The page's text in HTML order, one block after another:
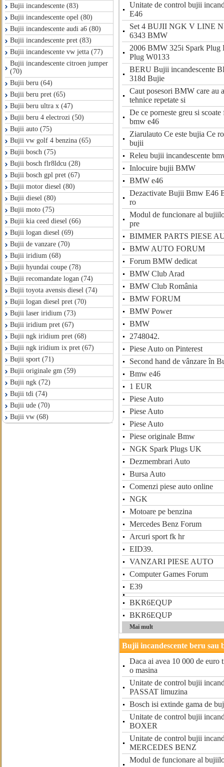
Bujii incandescente (83)
Bujii incandescente opel (80)
Bujii incandescente audi a6 (80)
Bujii incandescente pret (83)
Bujii incandescente vw jetta (77)
Bujii incandescente citroen jumper
(70)
Bujii beru (64)
Bujii beru pret (65)
Bujii beru ultra x (47)
Bujii beru 4 electrozi (50)
Bujii auto (75)
Bujii vw golf 4 benzina (65)
Bujii bosch (75)
Bujii bosch flr8ldcu (28)
Bujii bosch gpl pret (67)
Bujii motor diesel (80)
Bujii diesel (80)
Bujii moto (75)
Bujii kia ceed diesel (66)
Bujii logan diesel (69)
Bujii de vanzare (70)
Bujii iridium (68)
Bujii hyundai coupe (78)
Bujii recomandate logan (74)
Bujii toyota avensis diesel (74)
Bujii logan diesel pret (70)
Bujii laser iridium (73)
Bujii iridium pret (67)
Bujii ngk iridium pret (68)
Bujii ngk iridium ix pret (67)
Bujii sport (71)
Bujii originale gm (59)
Bujii ngk (72)
Bujii tdi (74)
Bujii ude (70)
Bujii vw (68)
Unitate de control bujii
E46
Set 4 BUJII NGK V LINE
6343 BMW
2006 BMW 325i Spark Plug
Plug W0133
BERU Bujii incandescente
318d Bujie
Caut posesori BMW care au
tehnice repetate si
De ce porneste greu si
bmw e46
Ziarulauto Ce este bujia Ce
bujii
Releu bujii incandescente
Inlocuire bujii BMW
BMW e46
Dezactivate Bujii Bmw E46
ro
Modul de funcionare al
pre
BIMMER PARTS PIESE
BMW AUTO FORUM
Forum BMW dedicat
BMW Club Arad
BMW Club România
BMW FORUM
BMW Power
BMW
2748042.
Piese Auto on Pinterest
Second hand de vânzare în
Bmw e46
1 EUR
Piese Auto
Piese Auto
Piese Auto
Piese originale Bmw
NGK Spark Plugs UK
Dezmembrari Auto
Bursa Auto
Comenzi piese auto online
NGK
Motoare pe benzina
Mercedes Benz Forum
Arcuri sport fk hr
EID39.
VANZARI PIESE AUTO
Computer Games Forum
E39
BKR6EQUP
BKR6EQUP
Mai mult
Bujii incandescente beru sau
Daca ai avea 10 000 de euro
o masina
Unitate de control bujii
PASSAT limuzina
Bosch isi extinde gama de
Unitate de control bujii
BOXER
Unitate de control bujii
MERCEDES BENZ
Modul de funcionare al